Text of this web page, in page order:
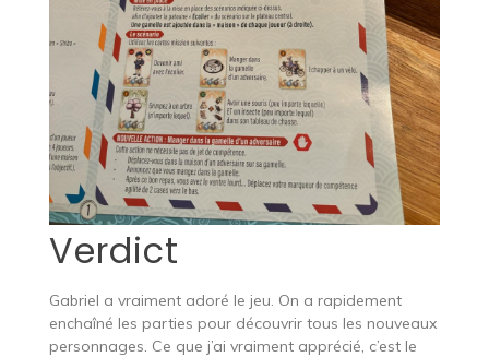
Verdict
Gabriel a vraiment adoré le jeu. On a rapidement
enchaîné les parties pour découvrir tous les nouveaux
personnages. Ce que j’ai vraiment apprécié, c’est le